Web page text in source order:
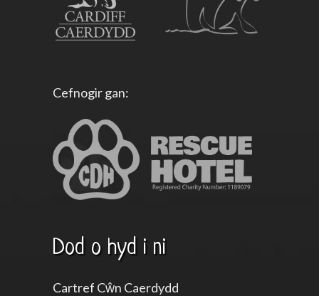
Cefnogir gan:
Dod o hyd i ni
Cartref Cŵn Caerdydd